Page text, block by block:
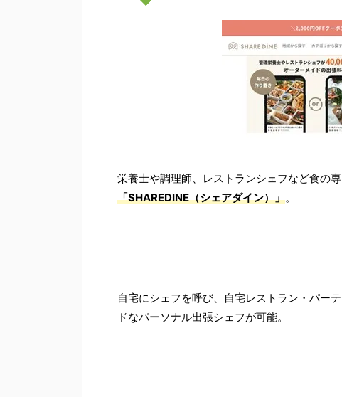
栄養士や調理師、レストランシェフなど食の
「SHAREDINE（シェアダイン）」。
自宅にシェフを呼び、自宅レストラン・パー
ドなパーソナル出張シェフが可能。